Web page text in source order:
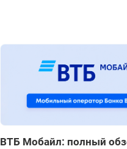
ВТБ Мобайл: полный